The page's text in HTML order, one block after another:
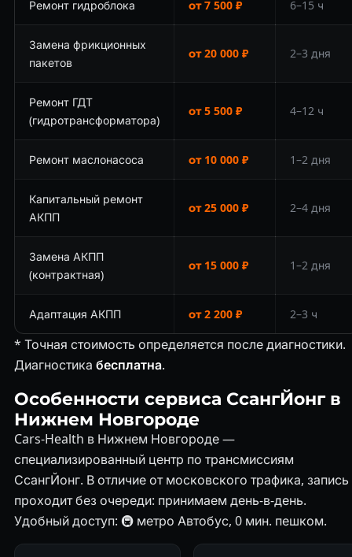
Ремонт гидроблока от 7 500 ₽ 6–15 ч
Замена фрикционных
пакетов
от 20 000 ₽ 2–3 дня
Ремонт ГДТ
(гидротрансформатора)
от 5 500 ₽ 4–12 ч
Ремонт маслонасоса от 10 000 ₽ 1–2 дня
Капитальный ремонт
АКПП
от 25 000 ₽ 2–4 дня
Замена АКПП
(контрактная)
от 15 000 ₽ 1–2 дня
Адаптация АКПП от 2 200 ₽ 2–3 ч
* Точная стоимость определяется после диагностики.
Диагностика бесплатна.
Особенности сервиса СсангЙонг в
Нижнем Новгороде
Cars-Health в Нижнем Новгороде —
специализированный центр по трансмиссиям
СсангЙонг. В отличие от московского трафика, запись
проходит без очереди: принимаем день-в-день.
Удобный доступ: 🚇 метро Автобус, 0 мин. пешком.